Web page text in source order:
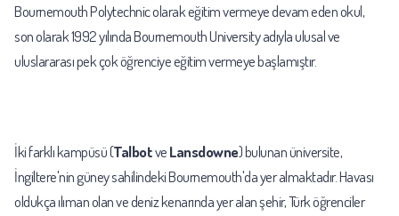
Bournemouth Polytechnic olarak eğitim vermeye devam eden okul,
son olarak 1992 yılında Bournemouth University adıyla ulusal ve
uluslararası pek çok öğrenciye eğitim vermeye başlamıştır.
İki farklı kampüsü (TalbotveLansdowne) bulunan üniversite,
İngiltere'nin güney sahilindeki Bournemouth'da yer almaktadır. Havası
oldukça ılıman olan ve deniz kenarında yer alan şehir, Türk öğrenciler